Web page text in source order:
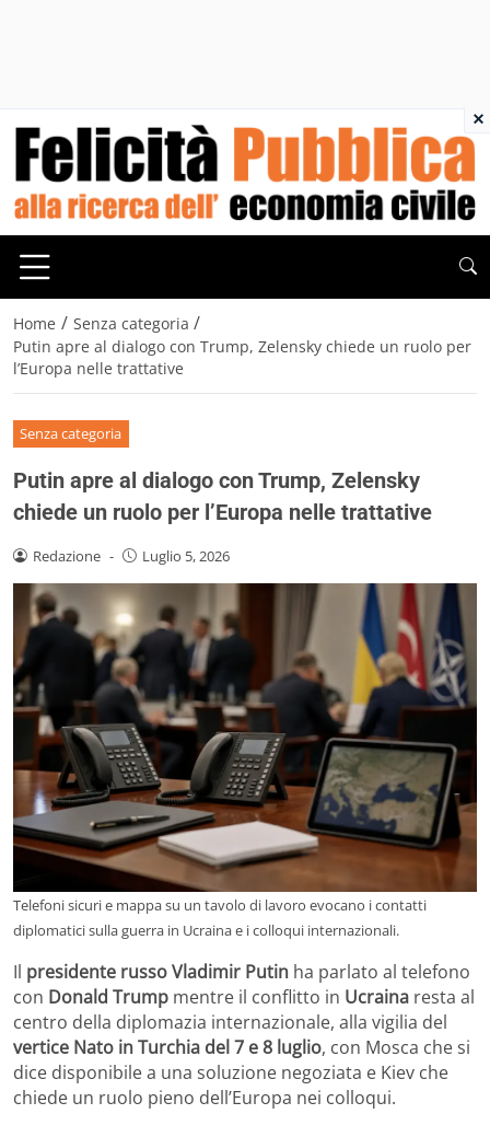
Home / Senza categoria /
Putin apre al dialogo con Trump, Zelensky chiede un ruolo per
l’Europa nelle trattative
Senza categoria
Putin apre al dialogo con Trump, Zelensky
chiede un ruolo per l’Europa nelle trattative
Redazione - Luglio 5, 2026
Telefoni sicuri e mappa su un tavolo di lavoro evocano i contatti
diplomatici sulla guerra in Ucraina e i colloqui internazionali.
Il presidente russo Vladimir Putin ha parlato al telefono
con Donald Trump mentre il conflitto in Ucraina resta al
centro della diplomazia internazionale, alla vigilia del
vertice Nato in Turchia del 7 e 8 luglio, con Mosca che si
dice disponibile a una soluzione negoziata e Kiev che
chiede un ruolo pieno dell’Europa nei colloqui.
×